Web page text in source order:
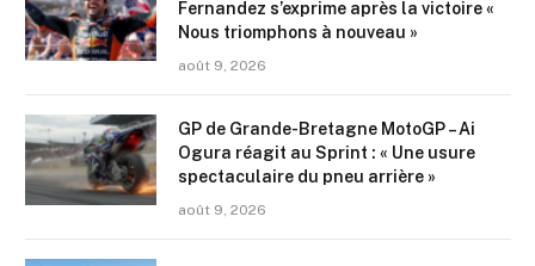
Fernandez s’exprime après la victoire «
Nous triomphons à nouveau »
août 9, 2026
GP de Grande-Bretagne MotoGP – Ai
Ogura réagit au Sprint : « Une usure
spectaculaire du pneu arrière »
août 9, 2026